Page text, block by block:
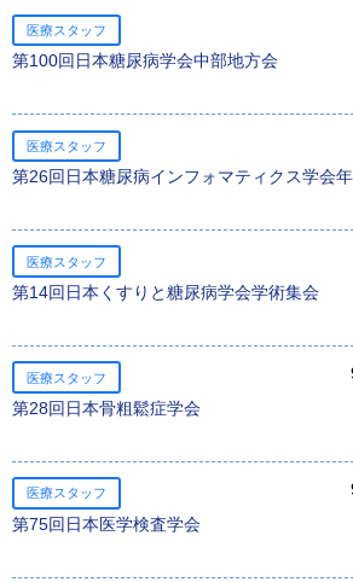
医療スタッフ
第100回日本糖尿病学会中部地方会
医療スタッフ
第26回日本糖尿病インフォマティクス学会
医療スタッフ
第14回日本くすりと糖尿病学会学術集会
医療スタッフ
第28回日本骨粗鬆症学会
医療スタッフ
第75回日本医学検査学会